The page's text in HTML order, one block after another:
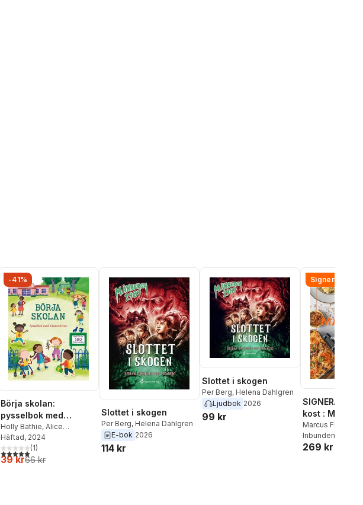
-41%
Börja skolan:
pysselbok med
klistermärken
Holly Bathie, Alice
Beecham
Häftad, 2024
5,0utav 5 stjärnor. Totalt antal röster:
(1)
39 kr66 kr
Slottet i skogen
Per Berg, Helena Dahlgren
E-bok 2026
114 kr
Slottet i skogen
Per Berg, Helena Dahlgren
Ljudbok 2026
99 kr
Signerad!
SIGNERAD -
kost :
matlådor
Marcus Frank
Inbunden
269 kr